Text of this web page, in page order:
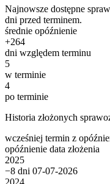
Najnowsze dostępne
dni przed terminem.
średnie opóźnienie
+264
dni względem terminu
5
w terminie
4
po terminie
Historia złożonych
wcześniej termin z
opóźnienie data złożenia
2025
−8 dni 07-07-2026